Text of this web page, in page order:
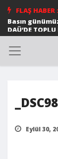
FLAŞ HABER :
Basın
DAÜ’DE
Ortak konser
Halk dansları
DAÜ MİMARLIK
ŞEBNEM
İLE İLGİLİ
TÜRKÜLERLE
TELSİM
Eylül 30,